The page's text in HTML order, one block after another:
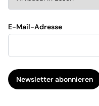
E-Mail-Adresse
Newsletter abonnieren